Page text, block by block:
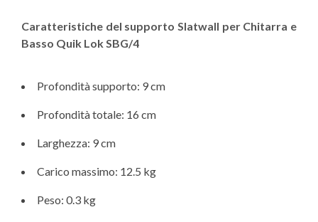
Caratteristiche del supporto Slatwall per Chitarra e
Basso Quik Lok SBG/4
Profondità supporto: 9 cm
Profondità totale: 16 cm
Larghezza: 9 cm
Carico massimo: 12.5 kg
Peso: 0.3 kg